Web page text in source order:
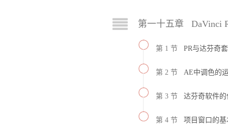
第一十五章 DaVinci
第 1 节 PR与达芬奇
第 2 节 AE中调色的
第 3 节 达芬奇软件
第 4 节 项目窗口的